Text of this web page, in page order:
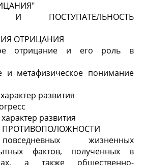
И ПОСТУПАТЕЛЬНОСТЬ
ОТРИЦАНИЯ
отрицание и его роль в
и метафизическое понима­ние
развития
развития
ПРОТИВОПОЛОЖНОСТИ
жизненных
фактов, полученных в
а также общественно-